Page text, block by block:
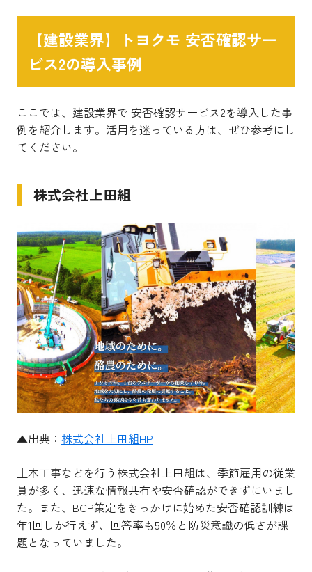
【建設業界】トヨクモ 安否確認サー
ビス2の導入事例
ここでは、建設業界で 安否確認サービス2を導入した事
例を紹介します。活用を迷っている方は、ぜひ参考にし
てください。
株式会社上田組
▲出典： 株式会社上田組HP
土木工事などを行う株式会社上田組は、季節雇用の従業
員が多く、迅速な情報共有や安否確認ができずにいまし
た。また、BCP策定をきっかけに始めた安否確認訓練は
年1回しか行えず、回答率も50％と防災意識の低さが課
題となっていました。